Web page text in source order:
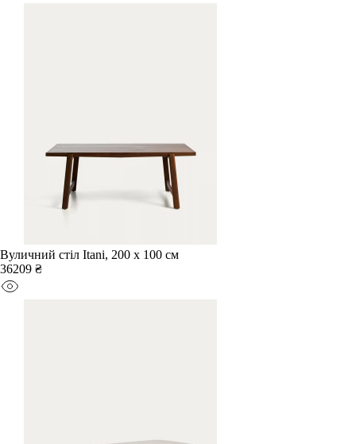
Вуличний стіл Itani, 200 x 100 см
36209 ₴